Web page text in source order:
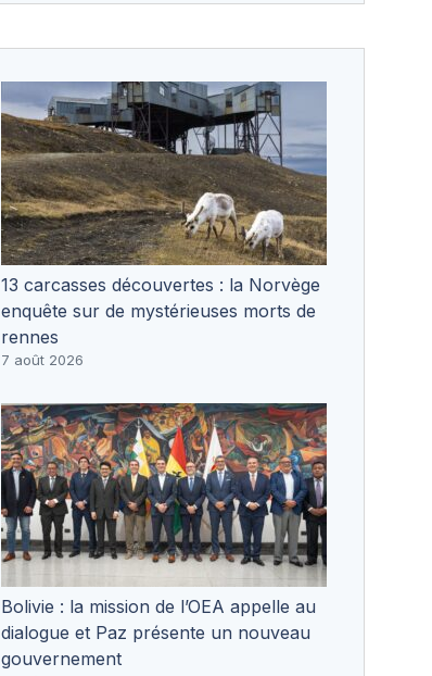
13 carcasses découvertes : la Norvège
enquête sur de mystérieuses morts de
rennes
7 août 2026
Bolivie : la mission de l’OEA appelle au
dialogue et Paz présente un nouveau
gouvernement